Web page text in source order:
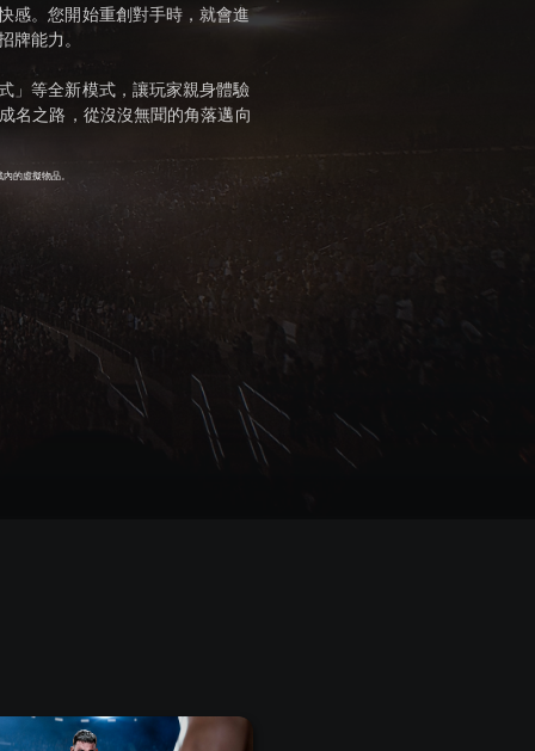
感。您開始重創對手時，就會進
牌能力。
」等全新模式，讓玩家親身體驗
名之路，從沒沒無聞的角落邁向
的虛擬物品。